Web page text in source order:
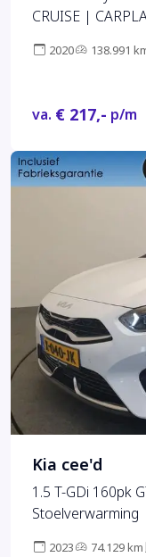
CRUISE |
2020 138.991
va. € 217,- p/m
Kia cee'd
1.5 T-GDi 160pk
Stoelverwarming
2023 74.129 km